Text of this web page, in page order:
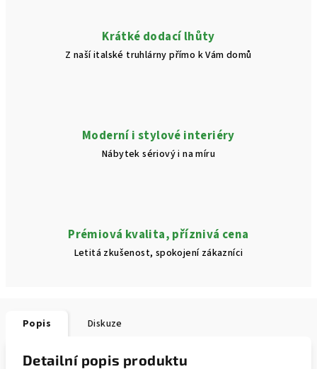
Krátké dodací lhůty
Z naší italské truhlárny přímo k Vám domů
Moderní i stylové interiéry
Nábytek sériový i na míru
Prémiová kvalita, příznivá cena
Letitá zkušenost, spokojení zákazníci
Popis Diskuze
Detailní popis produktu